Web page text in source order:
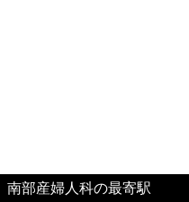
南部産婦人科の最寄駅